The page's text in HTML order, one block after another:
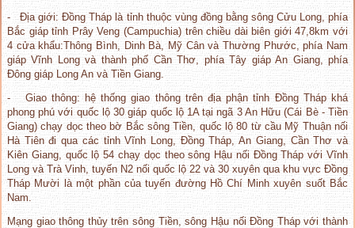
- Địa giới: Đồng Tháp là tỉnh thuộc vùng đồng bằng sông Cửu Long, phía
Bắc giáp tỉnh Prây Veng (Campuchia) trên chiều dài biên giới 47,8km với
4 cửa khẩu:Thông Bình, Dinh Bà, Mỹ Cân và Thường Phước, phía Nam
giáp Vĩnh Long và thành phố Cần Thơ, phía Tây giáp An Giang, phía
Đông giáp Long An và Tiền Giang.
- Giao thông: hệ thống giao thông trên địa phận tỉnh Đồng Tháp khá
phong phú với quốc lộ 30 giáp quốc lộ 1A tại ngã 3 An Hữu (Cái Bè - Tiền
Giang) chạy dọc theo bờ Bắc sông Tiền, quốc lộ 80 từ cầu Mỹ Thuận nối
Hà Tiên đi qua các tỉnh Vĩnh Long, Đồng Tháp, An Giang, Cần Thơ và
Kiên Giang, quốc lộ 54 chạy dọc theo sông Hậu nối Đồng Tháp với Vĩnh
Long và Trà Vinh, tuyến N2 nối quốc lộ 22 và 30 xuyên qua khu vực Đồng
Tháp Mười là một phần của tuyến đường Hồ Chí Minh xuyên suốt Bắc
Nam.
Mạng giao thông thủy trên sông Tiền, sông Hậu nối Đồng Tháp với thành